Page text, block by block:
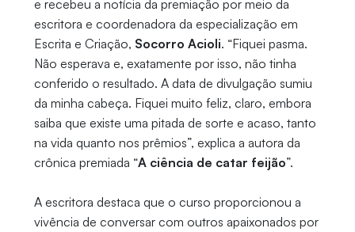
e recebeu a notícia da premiação por meio da
escritora e coordenadora da especialização em
Escrita e Criação, Socorro Acioli. “Fiquei pasma.
Não esperava e, exatamente por isso, não tinha
conferido o resultado. A data de divulgação sumiu
da minha cabeça. Fiquei muito feliz, claro, embora
saiba que existe uma pitada de sorte e acaso, tanto
na vida quanto nos prêmios”, explica a autora da
crônica premiada “A ciência de catar feijão”.
A escritora destaca que o curso proporcionou a
vivência de conversar com outros apaixonados por